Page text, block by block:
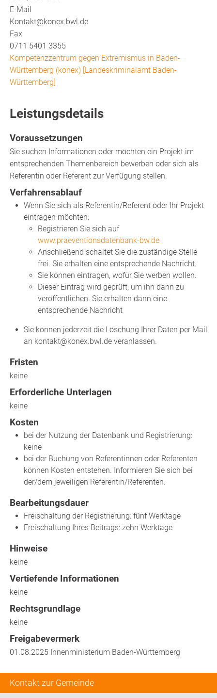
Kontakt zur Gemeinde
E-Mail
Kontakt@konex.bwl.de
Fax
0711 5401 3355
Kompetenzzentrum gegen Extremismus in Baden-
Württemberg (konex) [Landeskriminalamt Baden-
Württemberg]
Leistungsdetails
Voraussetzungen
Sie suchen Informationen oder möchten ein Projekt im
entsprechenden Themenbereich bewerben oder sich als
Referentin oder Referent zur Verfügung stellen.
Verfahrensablauf
Wenn Sie sich als Referentin/Referent oder Ihr Projekt
eintragen möchten:
Registrieren Sie sich auf
www.praeventionsdatenbank-bw.de
Anschließend schaltet Sie die zuständige Stelle
frei. Sie erhalten eine entsprechende Nachricht.
Sie können eintragen, wofür Sie werben wollen.
Dieser Eintrag wird geprüft, um ihn dann zu
veröffentlichen. Sie erhalten dann eine
entsprechende Nachricht
Sie können jederzeit die Löschung Ihrer Daten per Mail
an kontakt@konex.bwl.de veranlassen.
Fristen
keine
Erforderliche Unterlagen
keine
Kosten
bei der Nutzung der Datenbank und Registrierung:
keine
bei der Buchung von Referentinnen oder Referenten
können Kosten entstehen. Informieren Sie sich bei
der/dem jeweiligen Referentin/Referenten.
Bearbeitungsdauer
Freischaltung der Registrierung: fünf Werktage
Freischaltung Ihres Beitrags: zehn Werktage
Hinweise
keine
Vertiefende Informationen
keine
Rechtsgrundlage
keine
Freigabevermerk
01.08.2025 Innenministerium Baden-Württemberg